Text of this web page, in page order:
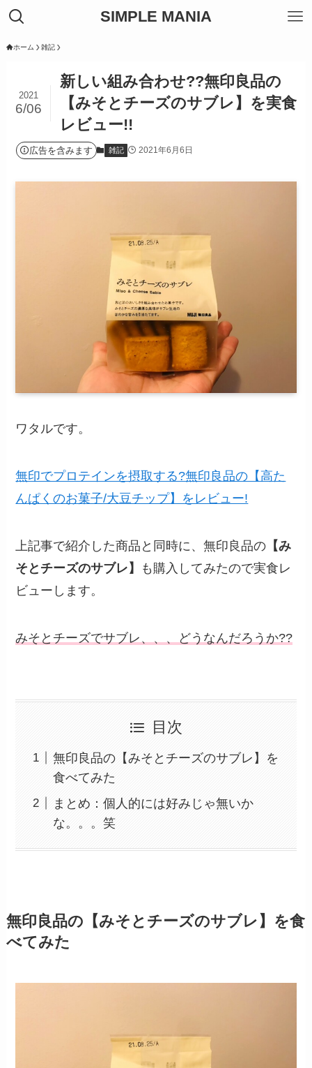
SIMPLE MANIA
ホーム 雑記
新しい組み合わせ??無印良品の
【みそとチーズのサブレ】を実食
レビュー!!
2021
6/06
広告を含みます 雑記 2021年6月6日
ワタルです。
無印でプロテインを摂取する?無印良品の【高た
んぱくのお菓子/大豆チップ】をレビュー!
上記事で紹介した商品と同時に、無印良品の 【み
そとチーズのサブレ】
も購入してみたので実食レ
ビューします。
みそとチーズでサブレ、、、どうなんだろうか??
目次
無印良品の【みそとチーズのサブレ】を
食べてみた
まとめ：個人的には好みじゃ無いか
な。。。笑
無印良品の【みそとチーズのサブレ】を食
べてみた